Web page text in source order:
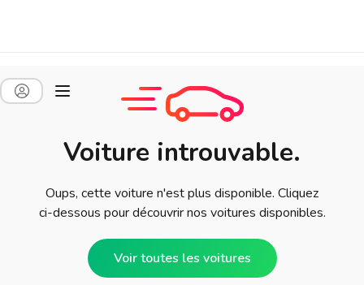
Voiture introuvable.
Oups, cette voiture n'est plus disponible. Cliquez
ci-dessous pour découvrir nos voitures disponibles.
Voir toutes les voitures